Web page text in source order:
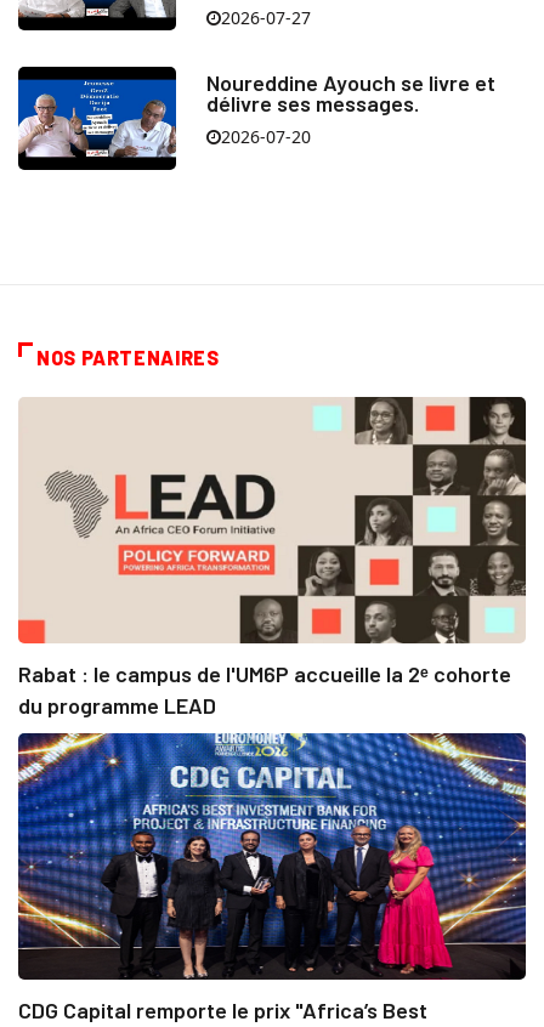
2026-07-27
Noureddine Ayouch se livre et
délivre ses messages.
2026-07-20
NOS PARTENAIRES
Rabat : le campus de l'UM6P accueille la 2ᵉ cohorte
du programme LEAD
CDG Capital remporte le prix "Africa’s Best